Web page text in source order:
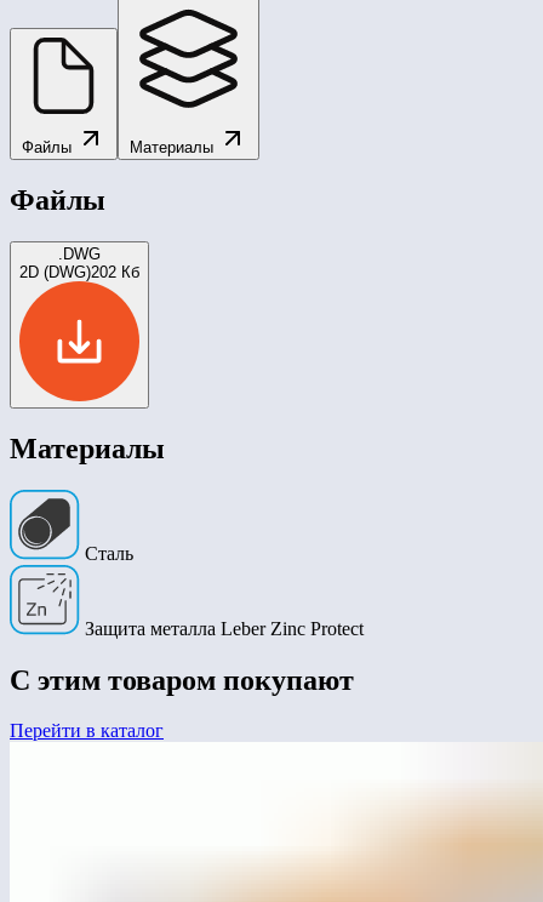
Файлы Материалы
Файлы
.DWG
2D (DWG)202 Кб
Материалы
Сталь
Защита металла Leber Zinc Protect
С этим товаром покупают
Перейти в каталог